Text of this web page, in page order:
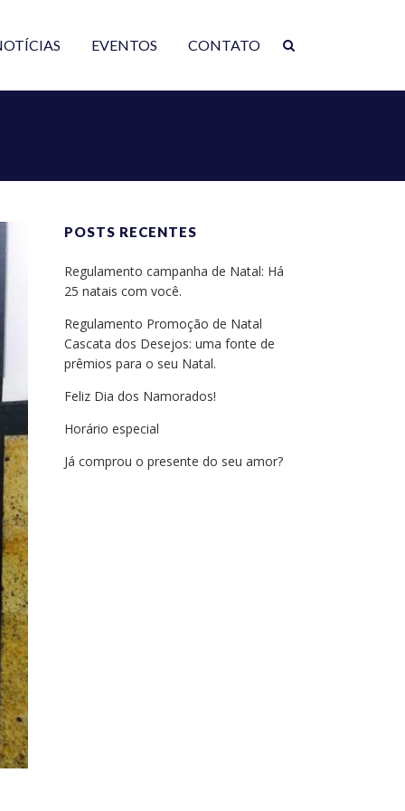
EVENTOS CONTATO
POSTS RECENTES
Regulamento campanha de Natal: Há
25 natais com você.
Regulamento Promoção de Natal
Cascata dos Desejos: uma fonte de
prêmios para o seu Natal.
Feliz Dia dos Namorados!
Horário especial
Já comprou o presente do seu amor?